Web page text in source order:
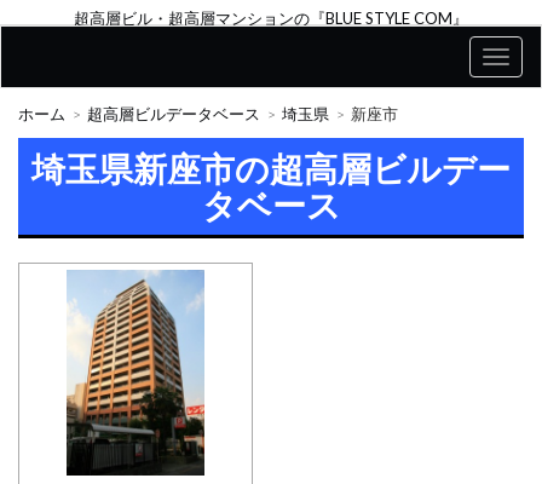
超高層ビル・超高層マンションの『BLUE STYLE COM』
ホーム 超高層ビルデータベース 埼玉県 新座市
埼玉県新座市の超高層ビルデー
タベース